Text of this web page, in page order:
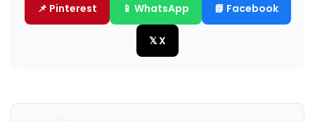
📌 Pinterest 📱 WhatsApp 📘 Facebook
𝕏 X